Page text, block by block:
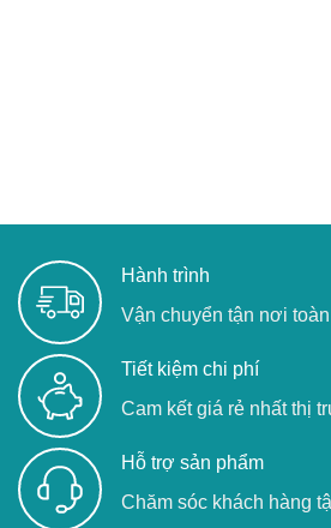
Hành trình
Vận chuyển tận nơi
Tiết kiệm chi phí
Cam kết giá rẻ nhất thị
Hỗ trợ sản phẩm
Chăm sóc khách hàng